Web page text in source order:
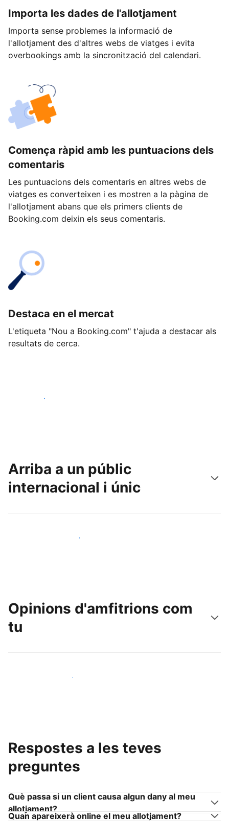
Importa les dades de l'allotjament
Importa sense problemes la informació de
l'allotjament des d'altres webs de viatges i evita
overbookings amb la sincronització del calendari.
Comença ràpid amb les puntuacions dels
comentaris
Les puntuacions dels comentaris en altres webs de
viatges es converteixen i es mostren a la pàgina de
l'allotjament abans que els primers clients de
Booking.com deixin els seus comentaris.
Destaca en el mercat
L'etiqueta "Nou a Booking.com" t'ajuda a destacar als
resultats de cerca.
Comença avui
Arriba a un públic
internacional i únic
Arriba a nous clients avui mateix
Opinions d'amfitrions com
tu
Uneix-te a amfitrions com tu
Respostes a les teves
preguntes
Què passa si un client causa algun dany al meu
allotjament?
Quan apareixerà online el meu allotjament?